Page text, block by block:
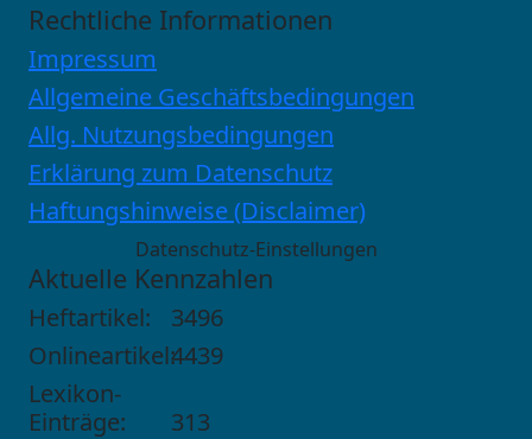
Rechtliche Informationen
Impressum
Allgemeine Geschäftsbedingungen
Allg. Nutzungsbedingungen
Erklärung zum Datenschutz
Haftungshinweise (Disclaimer)
Datenschutz-Einstellungen
Aktuelle Kennzahlen
Heftartikel:
3496
Onlineartikel:4439
Lexikon-
Einträge:
313